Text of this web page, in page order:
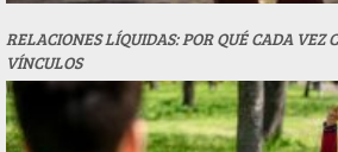
RELACIONES LÍQUIDAS: POR QUÉ CADA VEZ
VÍNCULOS